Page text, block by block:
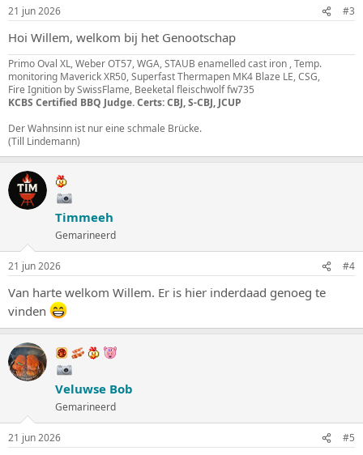
21 jun 2026 #3
Hoi Willem, welkom bij het Genootschap
Primo Oval XL, Weber OT57, WGA, STAUB enamelled cast iron , Temp.
monitoring Maverick XR50, Superfast Thermapen MK4 Blaze LE, CSG,
Fire Ignition by SwissFlame, Beeketal fleischwolf fw735
KCBS Certified BBQ Judge. Certs: CBJ, S-CBJ, JCUP
Der Wahnsinn ist nur eine schmale Brücke.
(Till Lindemann)
Timmeeh
Gemarineerd
21 jun 2026 #4
Van harte welkom Willem. Er is hier inderdaad genoeg te
vinden
Veluwse Bob
Gemarineerd
21 jun 2026 #5